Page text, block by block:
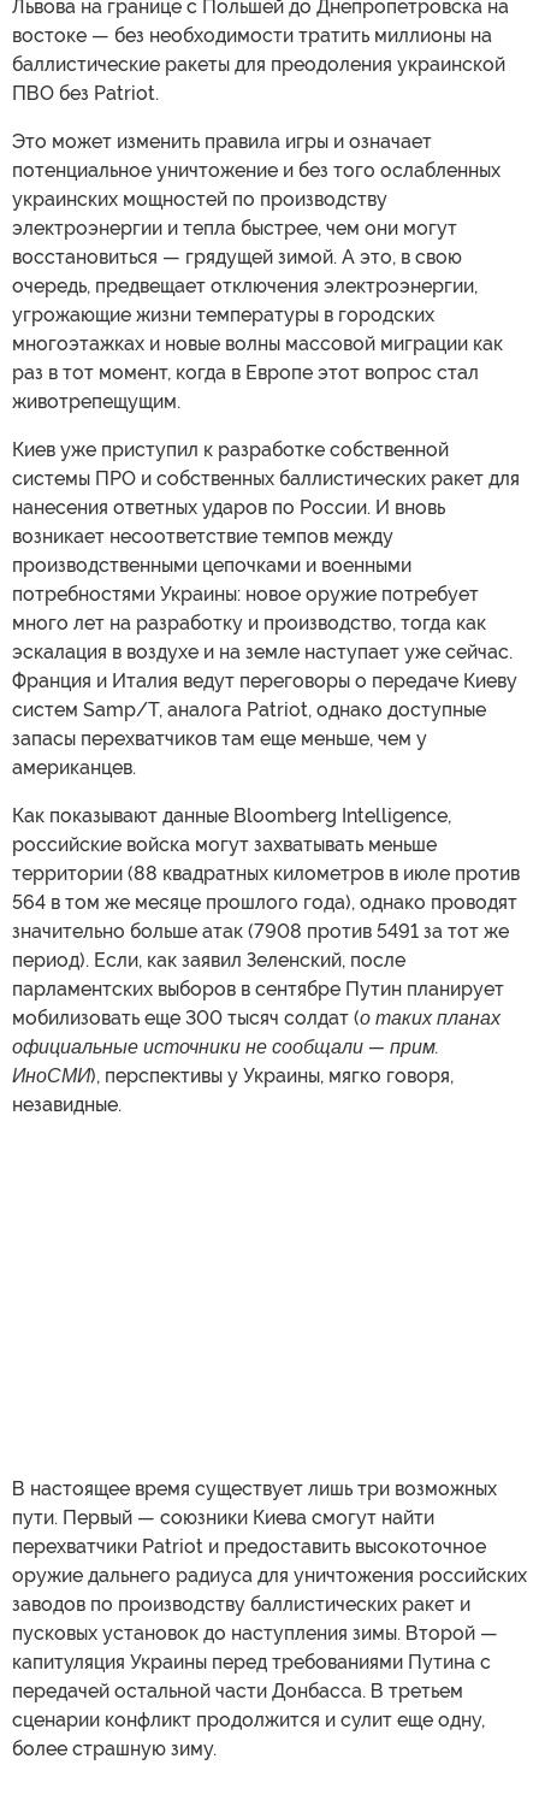
Львова на границе с Польшей до Днепропетровска на
востоке — без необходимости тратить миллионы на
баллистические ракеты для преодоления украинской
ПВО без Patriot.
Это может изменить правила игры и означает
потенциальное уничтожение и без того ослабленных
украинских мощностей по производству
электроэнергии и тепла быстрее, чем они могут
восстановиться — грядущей зимой. А это, в свою
очередь, предвещает отключения электроэнергии,
угрожающие жизни температуры в городских
многоэтажках и новые волны массовой миграции как
раз в тот момент, когда в Европе этот вопрос стал
животрепещущим.
Киев уже приступил к разработке собственной
системы ПРО и собственных баллистических ракет для
нанесения ответных ударов по России. И вновь
возникает несоответствие темпов между
производственными цепочками и военными
потребностями Украины: новое оружие потребует
много лет на разработку и производство, тогда как
эскалация в воздухе и на земле наступает уже сейчас.
Франция и Италия ведут переговоры о передаче Киеву
систем Samp/T, аналога Patriot, однако доступные
запасы перехватчиков там еще меньше, чем у
американцев.
Как показывают данные Bloomberg Intelligence,
российские войска могут захватывать меньше
территории (88 квадратных километров в июле против
564 в том же месяце прошлого года), однако проводят
значительно больше атак (7908 против 5491 за тот же
период). Если, как заявил Зеленский, после
парламентских выборов в сентябре Путин планирует
мобилизовать еще 300 тысяч солдат (о таких планах
официальные источники не сообщали — прим.
ИноСМИ), перспективы у Украины, мягко говоря,
незавидные.
В настоящее время существует лишь три возможных
пути. Первый — союзники Киева смогут найти
перехватчики Patriot и предоставить высокоточное
оружие дальнего радиуса для уничтожения российских
заводов по производству баллистических ракет и
пусковых установок до наступления зимы. Второй —
капитуляция Украины перед требованиями Путина с
передачей остальной части Донбасса. В третьем
сценарии конфликт продолжится и сулит еще одну,
более страшную зиму.